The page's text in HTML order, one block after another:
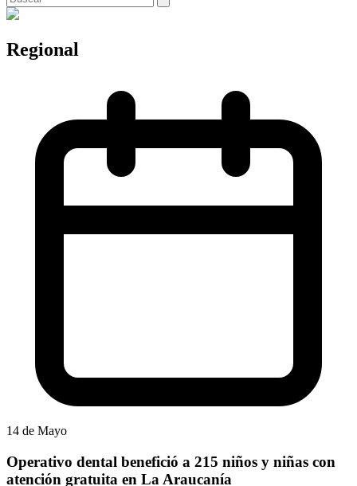
Regional
14 de Mayo
Operativo dental benefició a 215 niños y niñas con
atención gratuita en La Araucanía